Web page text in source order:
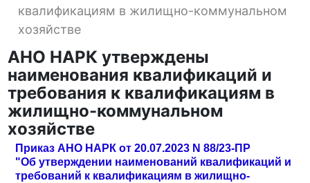
квалификациям в жилищно-коммунальном
хозяйстве
АНО НАРК утверждены
наименования квалификаций и
требования к квалификациям в
жилищно-коммунальном
хозяйстве
Приказ АНО НАРК от 20.07.2023 N 88/23-ПР
"Об утверждении наименований квалификаций и
требований к квалификациям в жилищно-